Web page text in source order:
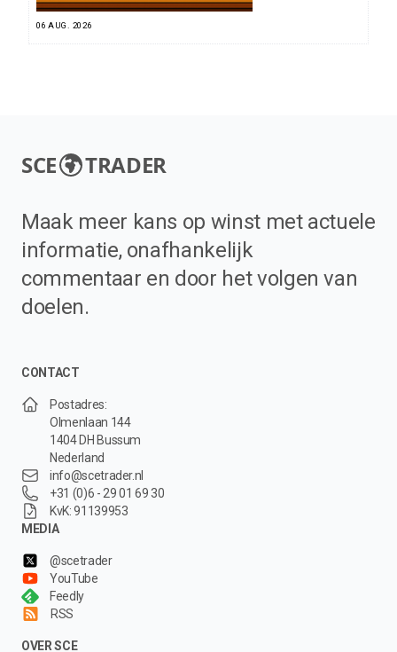
06 AUG. 2026
SCE TRADER
Maak meer kans op winst met actuele
informatie, onafhankelijk
commentaar en door het volgen van
doelen.
CONTACT
Postadres:
Olmenlaan 144
1404 DH Bussum
Nederland
info@scetrader.nl
+31 (0)6 - 29 01 69 30
KvK: 91139953
MEDIA
@scetrader
YouTube
Feedly
RSS
OVER SCE